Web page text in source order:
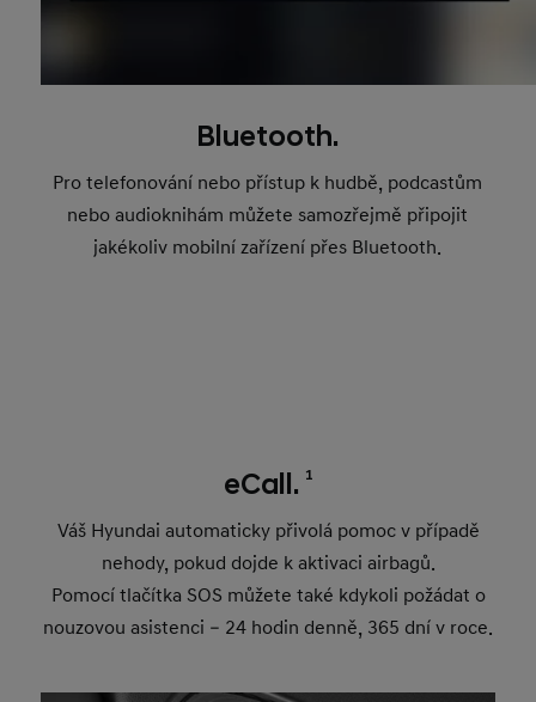
Bluetooth.
Pro telefonování nebo přístup k hudbě, podcastům
nebo audioknihám můžete samozřejmě připojit
jakékoliv mobilní zařízení přes Bluetooth.
eCall. 1
Váš Hyundai automaticky přivolá pomoc v případě
nehody, pokud dojde k aktivaci airbagů.
Pomocí tlačítka SOS můžete také kdykoli požádat o
nouzovou asistenci – 24 hodin denně, 365 dní v roce.